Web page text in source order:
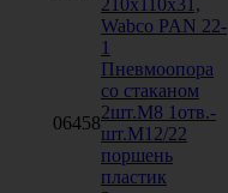
Wabco PAN 22-
1
06458
Пневмоопора
со стаканом
2шт.M8 1отв.-
шт.M12/22
поршень
пластик